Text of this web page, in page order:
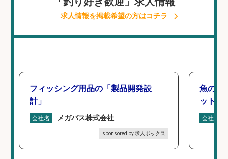
求人情報を掲載希望の方はコチラ
フィッシング用品の「製品開発設
計」
会社名 メガバス株式会社
sponsored by 求人ボックス
魚の「
ットを
会社名